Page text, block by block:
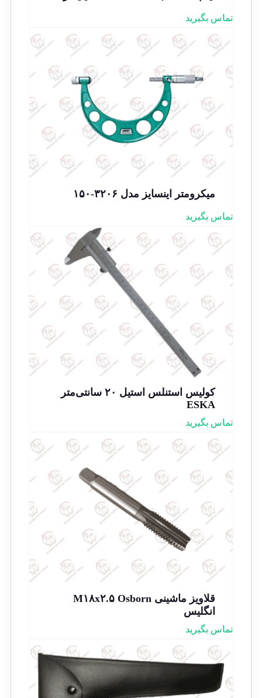
تماس بگیرید
میکرومتر اینسایز مدل ۳۲۰۶-۱۵۰
تماس بگیرید
کولیس استنلس استیل ۲۰ سانتی‌متر
ESKA
تماس بگیرید
قلاویز ماشینی M۱۸x۲.۵ Osborn
انگلیس
تماس بگیرید